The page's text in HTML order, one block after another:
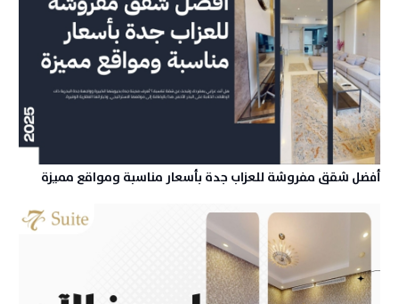
أفضل شقق مفروشة للعزاب جدة بأسعار مناسبة ومواقع مميزة